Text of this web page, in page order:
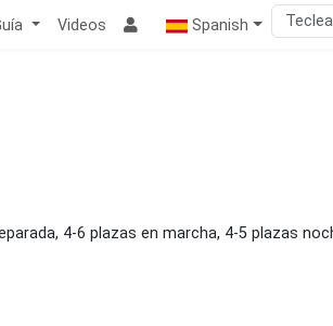
Videos Spanish
4-6 plazas en marcha, 4-5 plazas